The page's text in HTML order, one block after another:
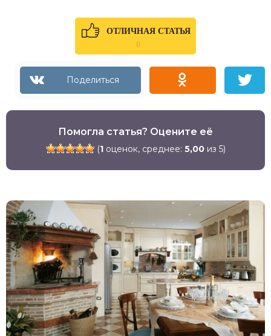
ОТЛИЧНАЯ СТАТЬЯ
0
Помогла статья? Оцените её
(1оценок, среднее: 5,00из 5)